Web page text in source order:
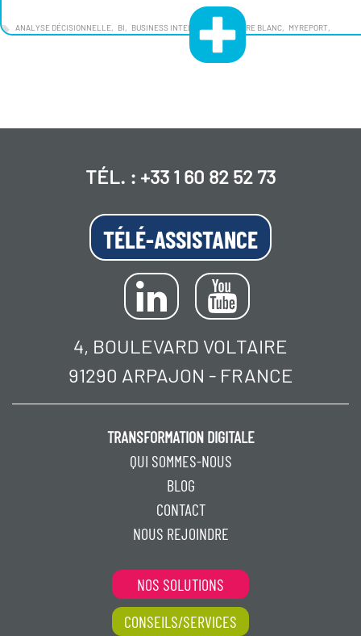
ANALYSE DÉCISIONNELLE BI BUSINESS INTELLIGENCE" LIVRE BLANC MYREPORT
TÉL. : +33 1 60 82 52 73
TÉLÉ-ASSISTANCE
4, BOULEVARD VOLTAIRE
91290 ARPAJON - FRANCE
TRANSFORMATION DIGITALE
QUI SOMMES-NOUS
BLOG
CONTACT
NOUS REJOINDRE
NOS SOLUTIONS
CONSEILS/SERVICES